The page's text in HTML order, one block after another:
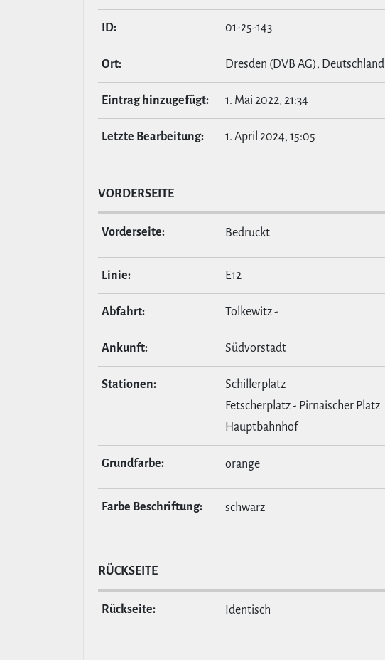
ID: 01-25-143
Ort: Dresden (DVB AG), Deutschland
Eintrag hin­zu­ge­fügt: 1. Mai 2022, 21:34
Letzte Bear­bei­tung: 1. April 2024, 15:05
VOR­DER­SEITE
Vor­der­seite: Bedruckt
Linie: E12
Abfahrt: Tolkewitz -
Ankunft: Südvorstadt
Stationen:
Schillerplatz
Fetscherplatz - Pirnaischer Platz
Hauptbahnhof
Grund­farbe: orange
Farbe Beschrif­tung: schwarz
RÜCKSEITE
Rückseite: Identisch